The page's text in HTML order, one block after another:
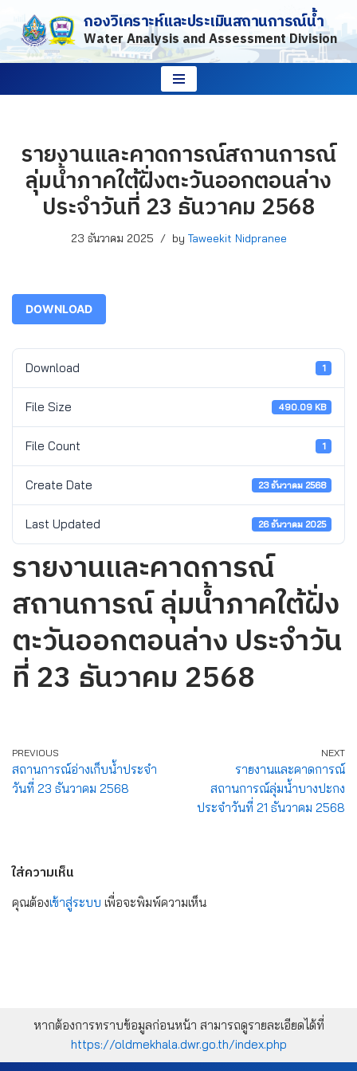
Skip
to
กองวิเคราะห์และประเมินสถานการณ์น้ำ
Water Analysis and Assessment Division
รายงานและคาดการณ์สถานการณ์
ลุ่มน้ำภาคใต้ฝั่งตะวันออกตอนล่าง
ประจำวันที่ 23 ธันวาคม 2568
23 ธันวาคม 2025 by Taweekit Nidpranee
DOWNLOAD
Download 1
File Size 490.09 KB
File Count 1
Create Date 23 ธันวาคม 2568
Last Updated 26 ธันวาคม 2025
รายงานและคาดการณ์
สถานการณ์ ลุ่มน้ำภาคใต้ฝั่ง
ตะวันออกตอนล่าง ประจำวัน
ที่ 23 ธันวาคม 2568
PREVIOUS
สถานการณ์อ่างเก็บน้ำประจำ
วันที่ 23 ธันวาคม 2568
NEXT
รายงานและคาดการณ์
สถานการณ์ลุ่มน้ำบางปะกง
ประจำวันที่ 21 ธันวาคม 2568
ใส่ความเห็น
คุณต้องเข้าสู่ระบบ เพื่อจะพิมพ์ความเห็น
หากต้องการทราบข้อมูลก่อนหน้า สามารถดูรายละเอียดได้ที่
https://oldmekhala.dwr.go.th/index.php